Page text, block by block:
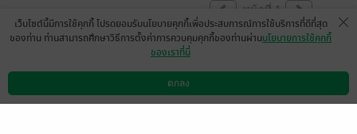
หน้าที่ 1
มีแล้ว -
ดาวน์โหลดแอป วิธีการใช้งาน ติดต่อเรา
เว็บไซต์นี้มีการใช้คุกกี้ โปรดยอมรับนโยบายคุกกี้เพื่อประสบการณ์การใช้บริการที่ดีที่สุด
ของท่าน ท่านสามารถศึกษาวิธีการตั้งค่าการควบคุมคุกกี้ของท่านผ่านนโยบายการใช้คุกกี้
ของเราที่นี่
ตกลง